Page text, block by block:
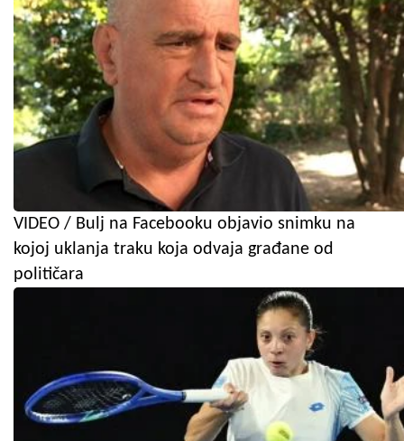
VIDEO / Bulj na Facebooku objavio snimku na
kojoj uklanja traku koja odvaja građane od
političara